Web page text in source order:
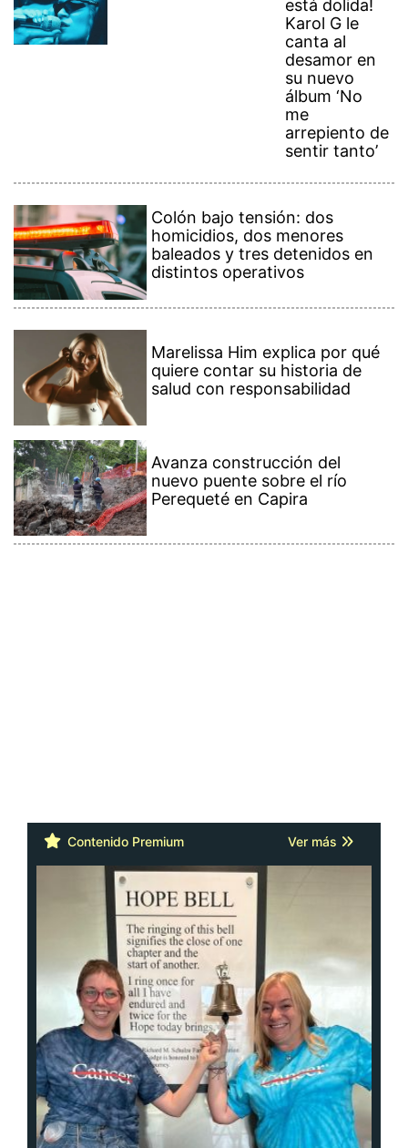
está dolida!
Karol G le
canta al
desamor en
su nuevo
álbum ‘No
me
arrepiento de
sentir tanto’
Colón bajo tensión: dos
homicidios, dos menores
baleados y tres detenidos en
distintos operativos
Marelissa Him explica por qué
quiere contar su historia de
salud con responsabilidad
Avanza construcción del
nuevo puente sobre el río
Perequeté en Capira
Contenido Premium Ver más